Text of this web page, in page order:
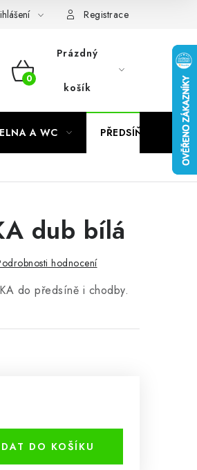
Registrace
NÁKUPNÍ
Prázdný
košík
A WC PŘEDSÍŇ
dub bílá
hodnocení
do předsíně i chodby.
DO KOŠÍKU